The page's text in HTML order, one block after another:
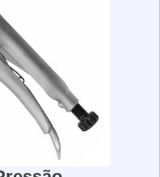
profissional da
oferecer segurança,
o trabalho possa ser